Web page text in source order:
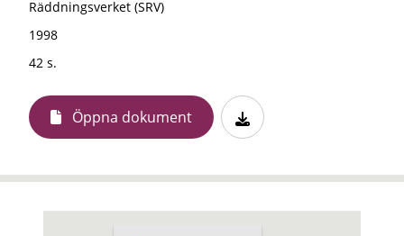
Räddningsverket (SRV)
1998
42 s.
Öppna dokument